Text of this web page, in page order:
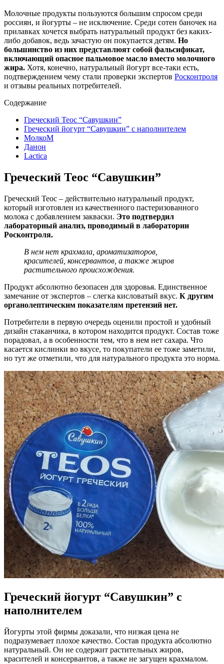
Молочные продукты пользуются большим спросом среди
россиян, и йогурты – не исключение. Среди сотен баночек на
прилавках хочется выбрать натуральный продукт без каких-
либо добавок, ведь зачастую он покупается детям. Но
большинство из них представлюят собой фальсификат,
включающий опасное пальмовое масло вместо молочного
жира. Хотя, конечно, натуральный йогурт все-таки есть,
подтверждением чему стали проверки экспертов Росконтроля
и отзывы реальных потребителей.
Содержание
Греческий Теос “Савушкин”
Греческий йогурт “Савушкин” с наполнителем
МолкоМ
Данон
Lactica
Греческий Теос “Савушкин”
Греческий Теос – действительно натуральный продукт,
который изготовлен из качественного пастеризованного
молока с добавлением закваски. Это подтвердил
лабораторный анализ, проводимый в лаборатории
Росконтроля.
В нем нет крахмала, ароматизаторов,
красителей, консервантов, а также жиров
растительного происхождения.
Продукт абсолютно безопасен для здоровья. Единственное
замечание от экспертов – слегка кисловатый вкус. К другим
органолептическим показателям претензий нет.
Потребители в первую очередь оценили простой и удобный
дизайн стаканчика, в котором находится продукт. Состав тоже
порадовал, а в особенности тем, что в нем нет сахара. Что
касается кислинки во вкусе, то покупатели ее тоже заметили,
но тут же отметили, что для натурального продукта это норма.
Греческий йогурт “Савушкин” с
наполнителем
Йогурты этой фирмы доказали, что низкая цена не
подразумевает плохое качество. Состав продукта абсолютно
натуральный. Он не содержит растительных жиров,
красителей и консервантов, а также не загущен крахмалом.